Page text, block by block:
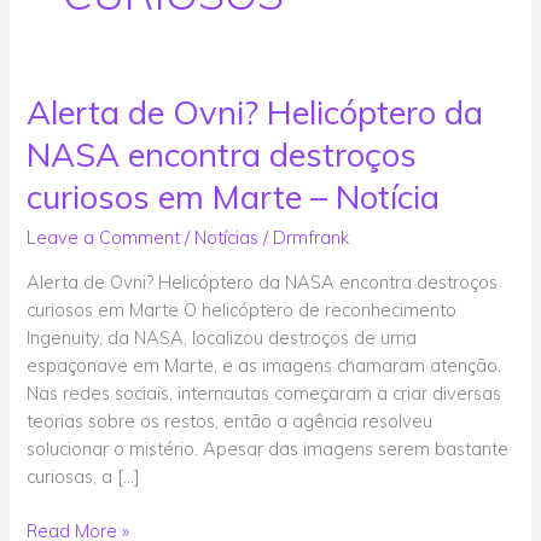
Alerta de Ovni? Helicóptero da
NASA encontra destroços
curiosos em Marte – Notícia
Leave a Comment / Notícias / Drmfrank
Alerta de Ovni? Helicóptero da NASA encontra destroços
curiosos em Marte O helicóptero de reconhecimento
Ingenuity, da NASA, localizou destroços de uma
espaçonave em Marte, e as imagens chamaram atenção.
Nas redes sociais, internautas começaram a criar diversas
teorias sobre os restos, então a agência resolveu
solucionar o mistério. Apesar das imagens serem bastante
curiosas, a […]
Alerta
de
Ovni?
Helicóptero
da
NASA
encontra
destroços
curiosos
em
Marte
–
Notícia
Read More »